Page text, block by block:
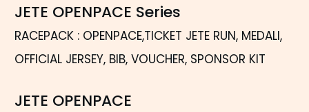
JETE OPENPACE Series
RACEPACK : OPENPACE,TICKET JETE RUN, MEDALI,
OFFICIAL JERSEY, BIB, VOUCHER, SPONSOR KIT
JETE OPENPACE